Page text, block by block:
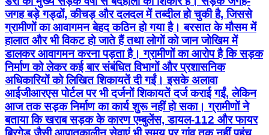
जगह बड़े गड्ढों, कीचड़ और दलदल में तब्दील हो चुकी है, जिससे
ग्रामीणों का आवागमन बेहद कठिन हो गया है। बरसात के मौसम में
हालात और भी विकट हो जाते हैं तथा लोगों को जान जोखिम में
डालकर आवागमन करना पड़ता है। ग्रामीणों का आरोप है कि सड़क
निर्माण को लेकर कई बार संबंधित विभागों और प्रशासनिक
अधिकारियों को लिखित शिकायतें दी गईं। इसके अलावा
आईजीआरएस पोर्टल पर भी दर्जनों शिकायतें दर्ज कराई गईं, लेकिन
आज तक सड़क निर्माण का कार्य शुरू नहीं हो सका। ग्रामीणों ने
बताया कि खराब सड़क के कारण एम्बुलेंस, डायल-112 और फायर